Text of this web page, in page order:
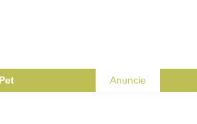
Pet Anuncie